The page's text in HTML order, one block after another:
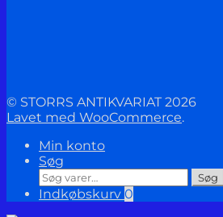
© STORRS ANTIKVARIAT 2026
Lavet med WooCommerce.
Min konto
Søg
Søg
efter:
Søg
Indkøbskurv 0